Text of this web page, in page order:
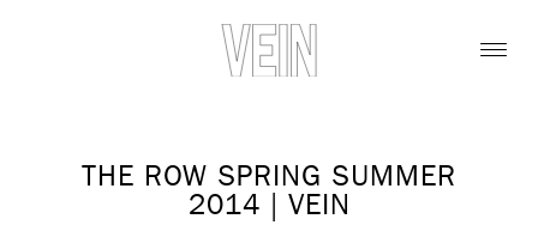
THE ROW SPRING SUMMER
2014 | VEIN